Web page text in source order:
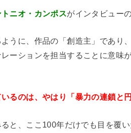
ニオ・カンポスがインタビュー
うに、作品の「創造主」であり
ーションを担当することに意味
るのは、やはり「暴力の連鎖と
と、ここ100年だけでも目を覆